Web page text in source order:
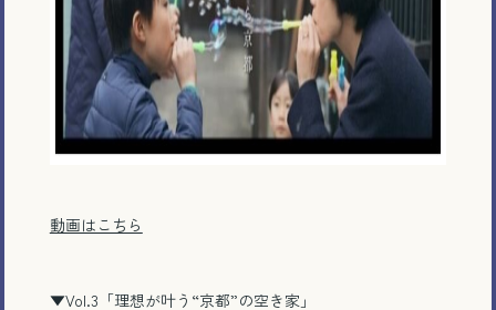
動画はこちら
▼Vol.3 「理想が叶う “京都”の空き家」